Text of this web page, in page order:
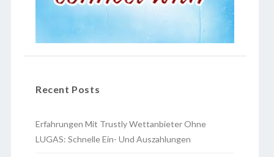
Recent Posts
Erfahrungen Mit Trustly Wettanbieter Ohne
LUGAS: Schnelle Ein- Und Auszahlungen